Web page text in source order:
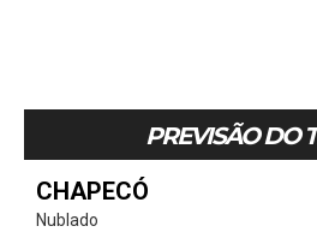
PREVISÃO DO
CHAPECÓ
Nublado